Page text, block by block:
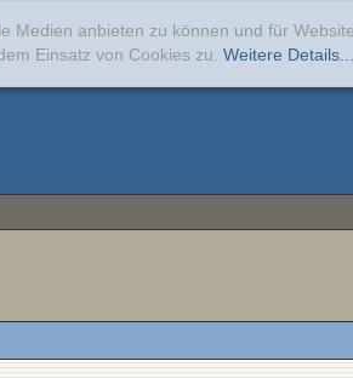
anbieten zu können und für
Einsatz von Cookies zu. Weitere Details...